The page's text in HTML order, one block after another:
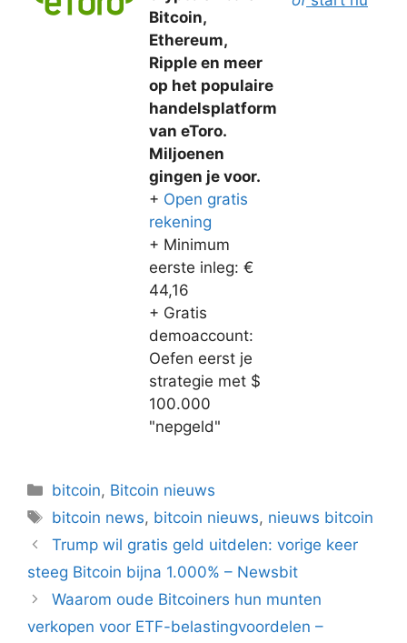
Bitcoin,
Ethereum,
Ripple en meer
op het populaire
handelsplatform
van eToro.
Miljoenen
gingen je voor.
+ Open gratis
rekening
+ Minimum
eerste inleg: €
44,16
+ Gratis
demoaccount:
Oefen eerst je
strategie met $
100.000
"nepgeld"
Categorieën
bitcoin, Bitcoin nieuws
Tags
bitcoin news, bitcoin nieuws, nieuws bitcoin
Berichtnavigatie
Trump wil gratis geld uitdelen: vorige keer
steeg Bitcoin bijna 1.000% – Newsbit
Waarom oude Bitcoiners hun munten
verkopen voor ETF-belastingvoordelen –